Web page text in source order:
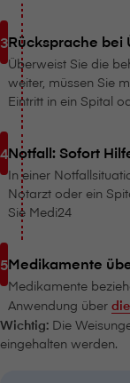
Rücksprache bei
Überweist Sie die
weiter, müssen Sie
Eintritt in ein Spital
Notfall: Sofort
In einer
Notarzt oder ein
Sie Medi24
Medikamente
Medikamente
Anwendung über
Wichtig: Die
eingehalten werden.